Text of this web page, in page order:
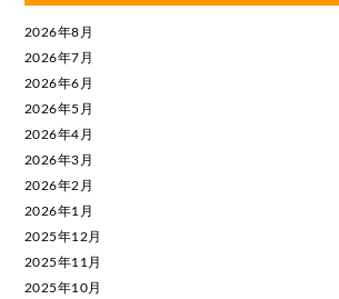
2026年8月
2026年7月
2026年6月
2026年5月
2026年4月
2026年3月
2026年2月
2026年1月
2025年12月
2025年11月
2025年10月